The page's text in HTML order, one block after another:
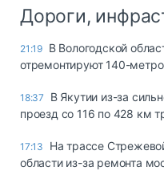
Дороги,
21:19 В Вологодской
отремонтируют 140-
18:37
В Якутии из-за
проезд со 116 по 428 км
17:13
На трассе
области из-за ремонта